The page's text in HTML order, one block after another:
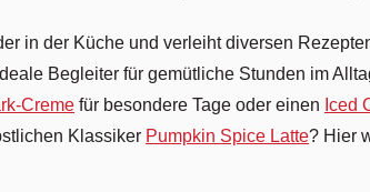
in der Küche und verleiht diversen
Begleiter für gemütliche Stunden im
Cremefür besondere Tage oder einen Iced
Klassiker Pumpkin Spice Latte? Hier